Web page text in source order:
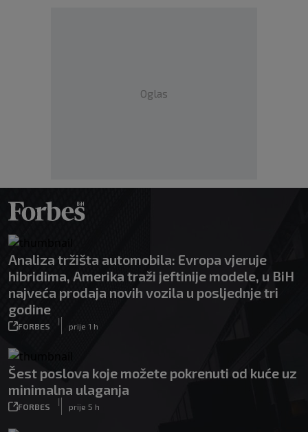
Oglas
Analiza tržišta automobila: Evropa vjeruje
hibridima, Amerika traži jeftinije modele, u BiH
najveća prodaja novih vozila u posljednje tri
godine
FORBES
|
prije 1 h
Šest poslova koje možete pokrenuti od kuće uz
minimalna ulaganja
FORBES
|
prije 5 h